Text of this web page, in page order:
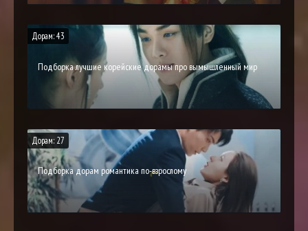
Дорам: 43
Подборка лучшие корейские дорамы про вымышленный мир
Дорам: 27
Подборка дорам романтика по-взрослому